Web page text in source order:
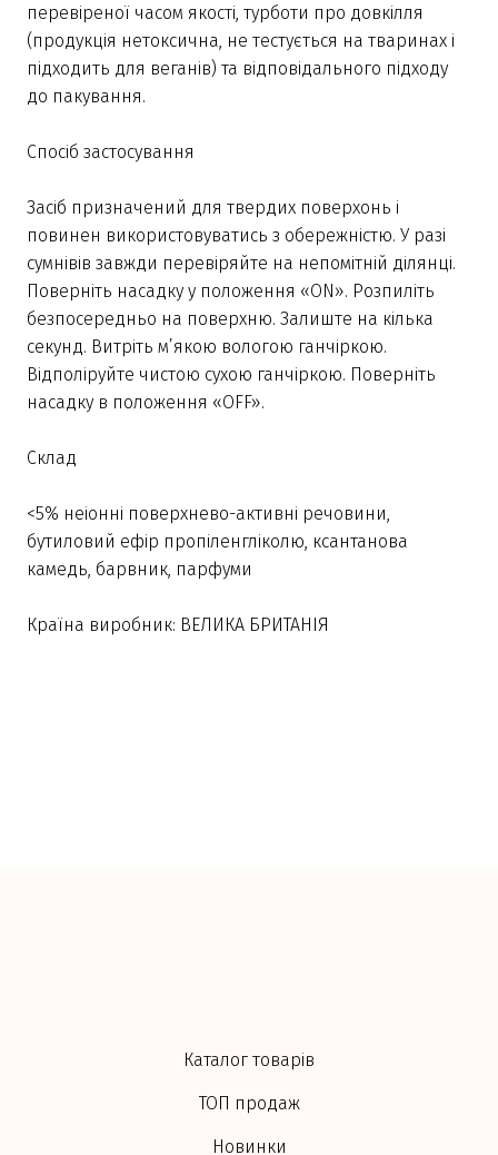
перевіреної часом якості, турботи про довкілля
(продукція нетоксична, не тестується на тваринах і
підходить для веганів) та відповідального підходу
до пакування.
Спосіб застосування
Засіб призначений для твердих поверхонь і
повинен використовуватись з обережністю. У разі
сумнівів завжди перевіряйте на непомітній ділянці.
Поверніть насадку у положення «ON». Розпиліть
безпосередньо на поверхню. Залиште на кілька
секунд. Витріть м’якою вологою ганчіркою.
Відполіруйте чистою сухою ганчіркою. Поверніть
насадку в положення «OFF».
Склад
<5% неіонні поверхнево-активні речовини,
бутиловий ефір пропіленгліколю, ксантанова
камедь, барвник, парфуми
Країна виробник: ВЕЛИКА БРИТАНІЯ
Каталог товарів
ТОП продаж
Новинки